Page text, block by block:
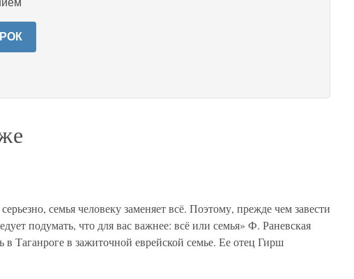
семья человеку заменяет всё. Поэтому, прежде чем завести
подумать, что для вас важнее: всё или семья» Ф. Раневская
в Таганроге в зажиточной еврейской семье. Ее отец Гирш